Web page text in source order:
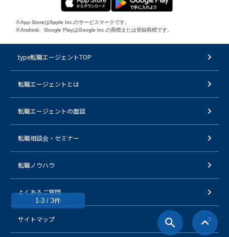
1-3 / 3件
※App StoreはApple Inc.のサービスマークです。
※Android、Google PlayはGoogle Inc.の商標または登録商標です。
type転職エージェントTOP
転職エージェントとは
転職エージェントの面談
転職相談会・セミナー
転職ノウハウ
よくあるご質問
サイトマップ